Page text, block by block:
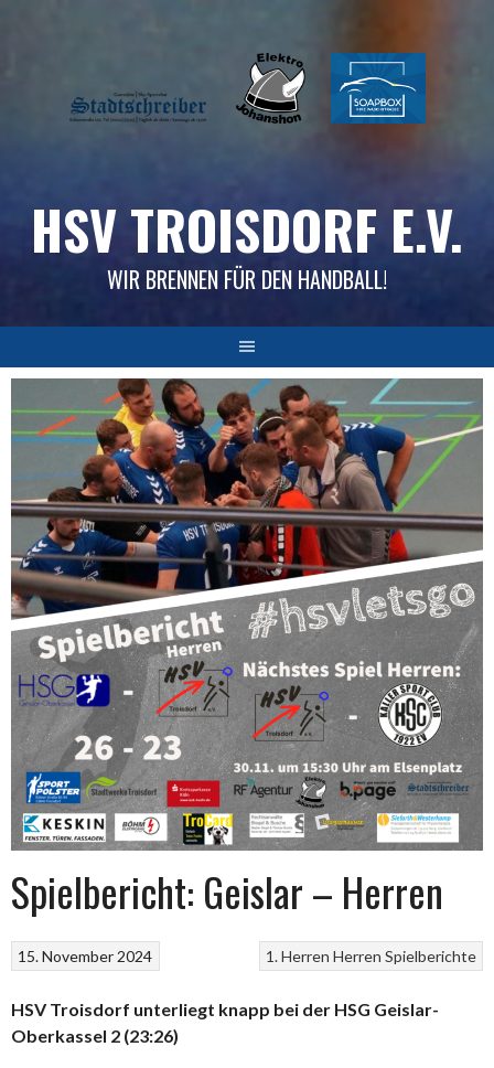
HSV TROISDORF E.V.
WIR BRENNEN FÜR DEN HANDBALL!
Spielbericht: Geislar – Herren
1. Herren Herren Spielberichte
15. November 2024
HSV Troisdorf unterliegt knapp bei der HSG Geislar-
Oberkassel 2 (23:26)